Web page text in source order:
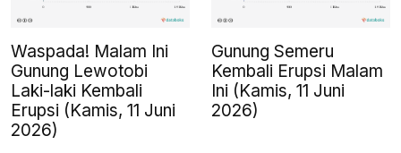
Waspada! Malam Ini
Gunung Lewotobi
Laki-laki Kembali
Erupsi (Kamis, 11 Juni
2026)
Gunung Semeru
Kembali Erupsi Malam
Ini (Kamis, 11 Juni
2026)